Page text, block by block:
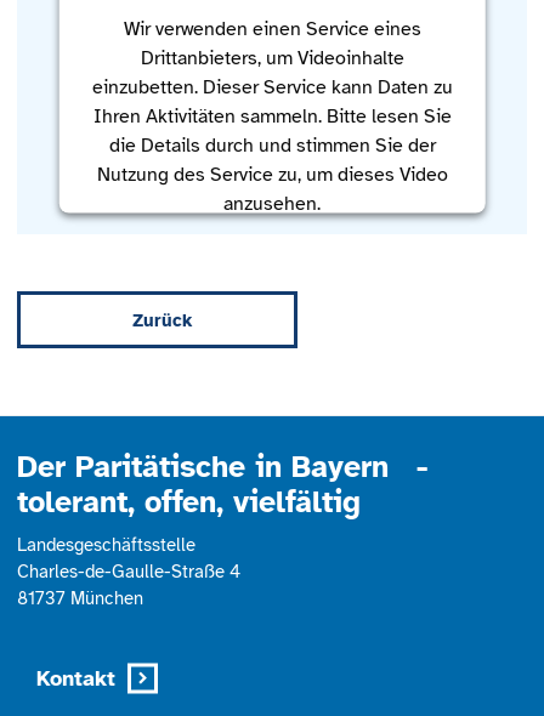
Wir verwenden einen Service eines
Drittanbieters, um Videoinhalte
einzubetten. Dieser Service kann Daten zu
Ihren Aktivitäten sammeln. Bitte lesen Sie
die Details durch und stimmen Sie der
Nutzung des Service zu, um dieses Video
anzusehen.
Management Platform
Zurück
Der Paritätische in Bayern -
tolerant, offen, vielfältig
Landesgeschäftsstelle
Charles-de-Gaulle-Straße 4
81737 München
Kontakt